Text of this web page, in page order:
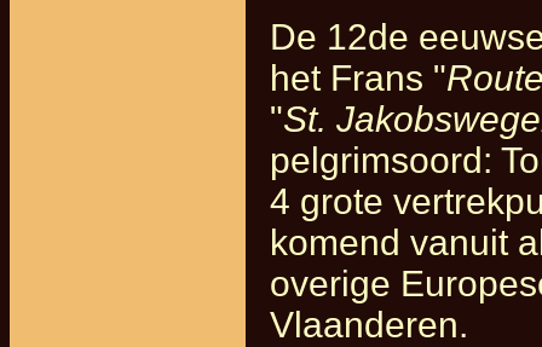
De 12de
het Frans "
"St.
pelgrimsoord:
4 grote
komend vanuit
overige
Vlaanderen.